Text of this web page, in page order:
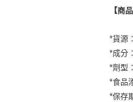
【商
*貨源
*成分
*劑型
*食品
*保存